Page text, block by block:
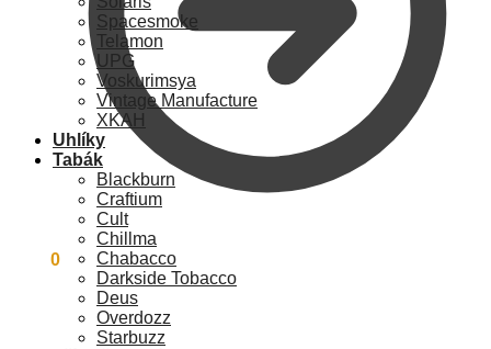
0
Spacesmoke
Telamon
UPG
Voskurimsya
Vintage Manufacture
XKAH
Uhlíky
Tabák
Blackburn
Craftium
Cult
Chillma
Chabacco
Darkside Tobacco
Deus
Overdozz
Starbuzz